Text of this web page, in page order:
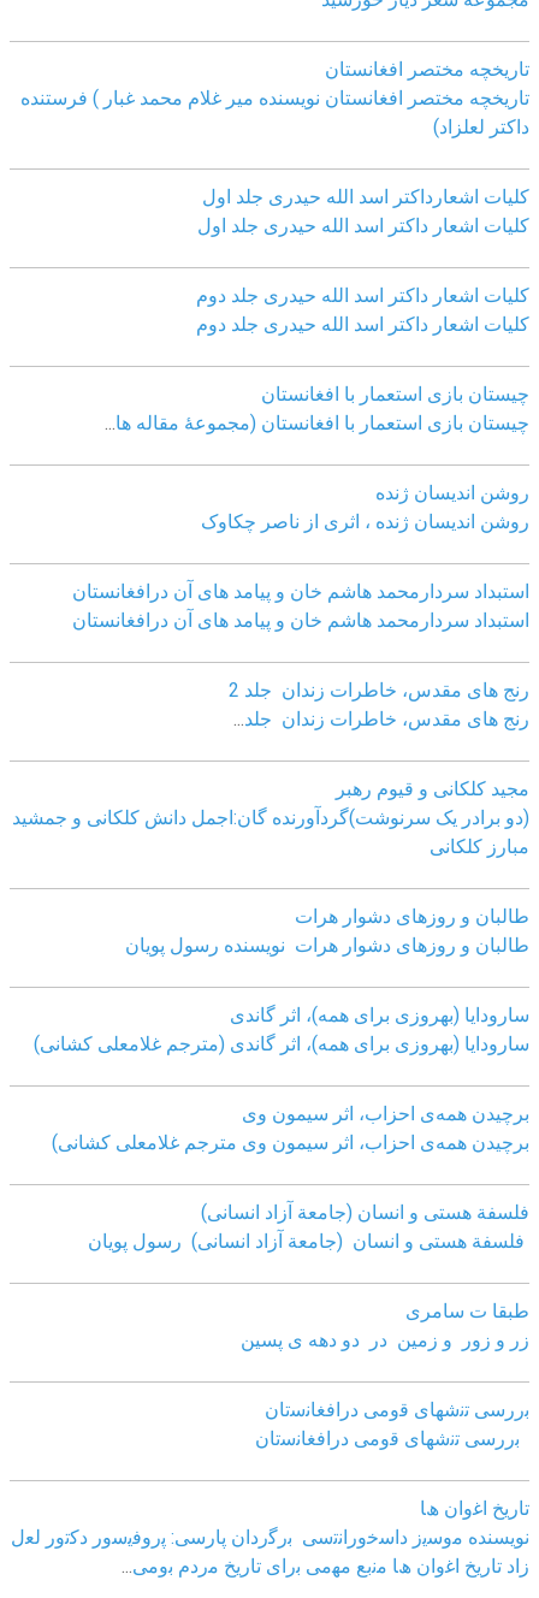
تاریخچه مختصر افغانستان
تاریخچه مختصر افغانستان نویسنده میر غلام محمد غبار ) فرستنده
داکتر لعلزاد)
کلیات اشعارداکتر اسد الله حیدری جلد اول
کلیات اشعار داکتر اسد الله حیدری جلد اول
کلیات اشعار داکتر اسد الله حیدری جلد دوم
کلیات اشعار داکتر اسد الله حیدری جلد دوم
چيستان بازی استعمار با افغانستان
چيستان بازی استعمار با افغانستان (مجموعۀ مقاله ها
روشن اندیسان ژنده
روشن اندیسان ژنده ، اثری از ناصر چکاوک
استبداد سردارمحمد هاشم خان و پیامد های آن درافغانستان
استبداد سردارمحمد هاشم خان و پیامد های آن درافغانستان
رنج های مقدس، خاطرات زندان جلد 2
رنج های مقدس، خاطرات زندان جلد
مجید کلکانی و قیوم رهبر
(دو برادر یک سرنوشت)گردآورنده گان:اجمل دانش کلکانی و جمشید
مبارز کلکانی
طالبان و روزهای دشوار هرات
طالبان و روزهای دشوار هرات نویسنده رسول پویان
سارودایا (بهروزی برای همه)، اثر گاندی
سارودایا (بهروزی برای همه)، اثر گاندی (مترجم غلامعلی کشانی)
برچیدن همه‌ی احزاب، اثر سیمون وی
برچیدن همه‌ی احزاب، اثر سیمون وی مترجم غلامعلی کشانی)
فلسفة هستی و انسان (جامعة آزاد انسانی)
فلسفة هستی و انسان (جامعة آزاد انسانی) رسول پویان
طبقا ت سامری
زر و زور و زمین در دو دهه ی پسین
ﺑررﺳﯽ ﺗﻧﺷﮭﺎی ﻗوﻣﯽ دراﻓﻐﺎﻧﺳﺗﺎن
ﺑررﺳﯽ ﺗﻧﺷﮭﺎی ﻗوﻣﯽ دراﻓﻐﺎﻧﺳﺗﺎن
ﺗﺎرﯾﺦ اﻏوان ھﺎ
نویسنده ﻣوﺳﯾز داﺳﺧوراﻧﺗﺳﯽ ﺑرﮔردان ﭘﺎرﺳﯽ: ﭘروﻓﯾﺳور دﮐﺗور ﻟﻌل
زاد ﺗﺎرﯾﺦ اﻏوان ھﺎ ﻣﻧﺑﻊ ﻣﮭﻣﯽ ﺑرای ﺗﺎرﯾﺦ ﻣردم ﺑوﻣﯽ